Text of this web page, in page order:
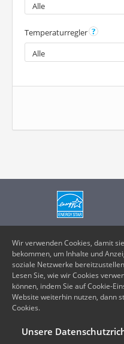
Alle
Temperaturregler
Alle
Kontakte
Wir verwenden Cookies, damit
bekommen, um Inhalte und
soziale Netzwerke
Lesen Sie, wie wir Cookies
können, indem Sie auf Cookie-
Website weiterhin nutzen, dann
Cookies.
Unsere